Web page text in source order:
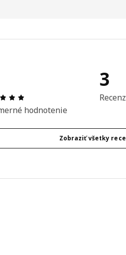
Hodnotenie: 5 z 5 hviezdičiek.
hodnotenie
3
Zobraziť všetky